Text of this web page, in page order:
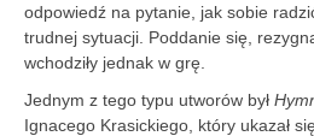
odpowiedź na pytanie, jak sobie
trudnej sytuacji. Poddanie się,
wchodziły jednak w grę.
Jednym z tego typu utworów był
Ignacego Krasickiego, który ukazał